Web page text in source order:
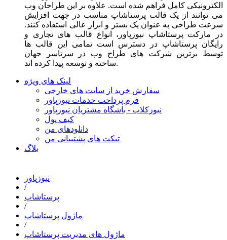
الکترونیکی کامل فراهم شده است. علاوه بر این طراحان وب
می توانند از یک قالب پرستاشاپ مناسب در جهت افزایش
سرعت طراحی به عنوان یک بستر و ابزار عالی استفاده کنند.
در مارکت پرستاشاپ نیوزپاور، انواع قالب های تجاری و
رایگان پرستاشاپ در دسترس است تمامی این قالب ها
توسط برترین شرکت های طراح وب در سرتاسر جهان
ساخته و توسعه پیدا کرده اند.
لینک های ویژه
سفارش خرید از سایت های خارجی
فرم پرداخت خدمات نیوزپاور
نیوزکلاب - باشگاه مشتریان نیوزپاور
کیف پول
دانلودهای من
تیکت های پشتیبانی من
بلاگ
نیوزپاور
/
پرستاشاپ
/
ماژول پرستاشاپ
/
ماژول های مدیریت پرستاشاپ